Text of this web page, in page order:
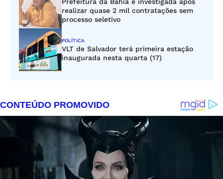
realizar quase 2 mil contratações sem
processo seletivo
POLÍTICA
VLT de Salvador terá primeira estação
inaugurada nesta quarta (17)